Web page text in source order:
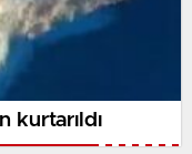
kurtarıldı